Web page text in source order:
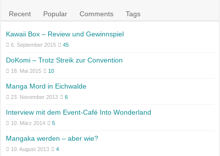
Recent Popular Comments Tags
Kawaii Box – Review und Gewinnspiel
6. September 2015 45
DoKomi – Trotz Streik zur Convention
18. Mai 2015 10
Manga Mord in Eichwalde
23. November 2013 6
Interview mit dem Event-Café Into Wonderland
10. März 2014 5
Mangaka werden – aber wie?
10. August 2013 4